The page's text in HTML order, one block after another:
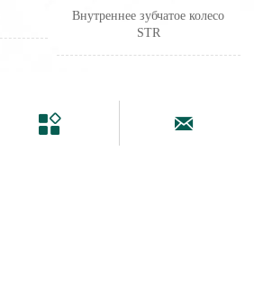
Внутреннее зубчатое колесо
STR
 